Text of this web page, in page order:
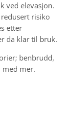
ved elevasjon.
risiko
etter
da klar til bruk.
benbrudd,
mer.